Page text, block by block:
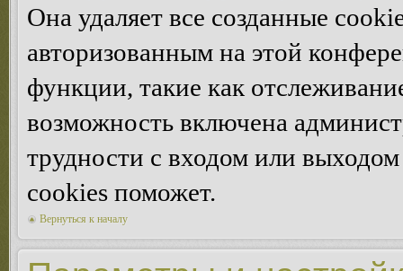
Она удаляет все созданные
авторизованным на этой
функции, такие как
возможность включена
трудности с входом или
cookies поможет.
Вернуться к началу